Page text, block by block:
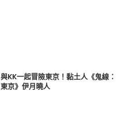
與KK一起冒險東京！黏土人《鬼線：
東京》伊月曉人